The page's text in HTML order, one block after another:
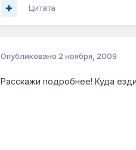
Цитата
Опубликовано 2 ноября, 2009
Расскажи подробнее! Куда